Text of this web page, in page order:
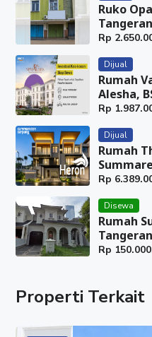
Ruko
Rp
Dijual
Rumah
Alesha,
Rp
Dijual
Rumah
Rp
Disewa
Rumah
Rp
Properti Terkait